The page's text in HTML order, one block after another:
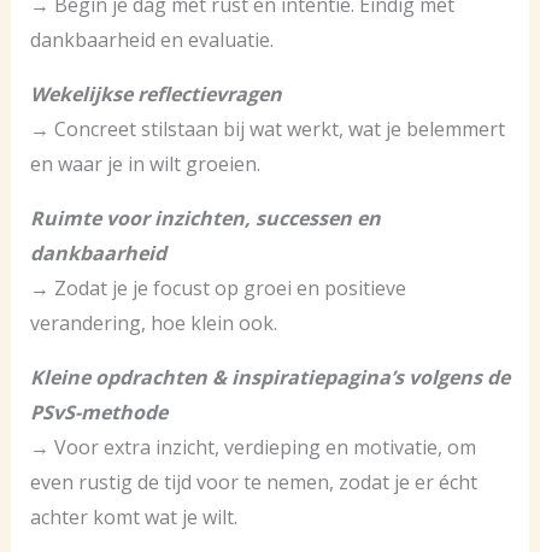
dankbaarheid en evaluatie.
Wekelijkse reflectievragen
→ Concreet stilstaan bij wat werkt, wat je belemmert
en waar je in wilt groeien.
Ruimte voor inzichten, successen en
dankbaarheid
→ Zodat je je focust op groei en positieve
verandering, hoe klein ook.
Kleine opdrachten & inspiratiepagina’s volgens de
PSvS-methode
→ Voor extra inzicht, verdieping en motivatie, om
even rustig de tijd voor te nemen, zodat je er écht
achter komt wat je wilt.